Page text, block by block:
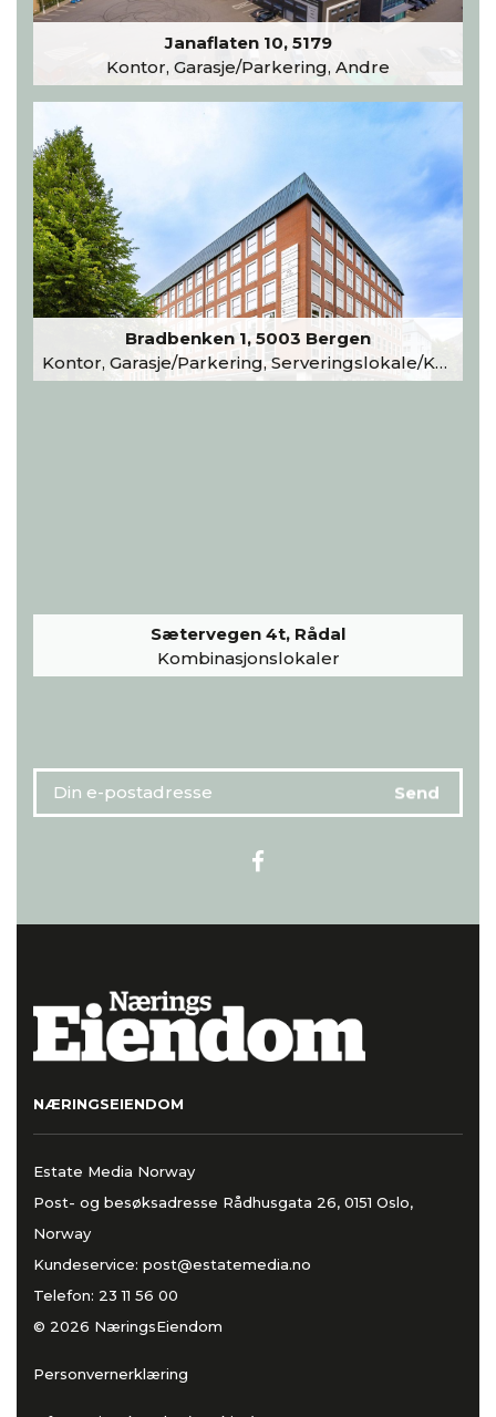
Janaflaten 10, 5179
Kontor, Garasje/Parkering, Andre
Bradbenken 1, 5003 Bergen
Kontor, Garasje/Parkering, Serveringslokale/Kantine, Undervisning/Arrangement
Sætervegen 4t, Rådal
Kombinasjonslokaler
NÆRINGSEIENDOM
Estate Media Norway
Post- og besøksadresse Rådhusgata 26, 0151 Oslo,
Norway
Kundeservice: post@estatemedia.no
Telefon: 23 11 56 00
© 2026 NæringsEiendom
Personvernerklæring